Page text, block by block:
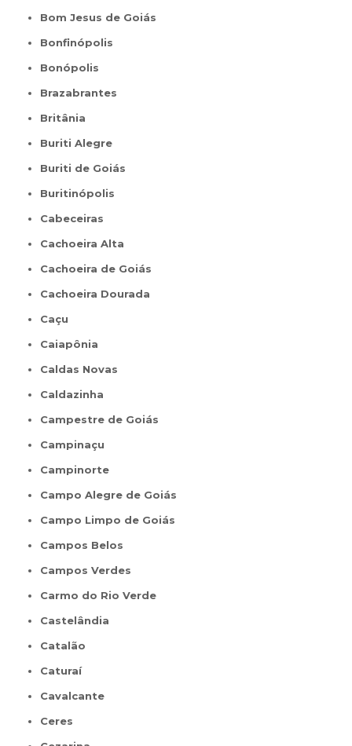
Bom Jesus de Goiás
Bonfinópolis
Bonópolis
Brazabrantes
Britânia
Buriti Alegre
Buriti de Goiás
Buritinópolis
Cabeceiras
Cachoeira Alta
Cachoeira de Goiás
Cachoeira Dourada
Caçu
Caiapônia
Caldas Novas
Caldazinha
Campestre de Goiás
Campinaçu
Campinorte
Campo Alegre de Goiás
Campo Limpo de Goiás
Campos Belos
Campos Verdes
Carmo do Rio Verde
Castelândia
Catalão
Caturaí
Cavalcante
Ceres